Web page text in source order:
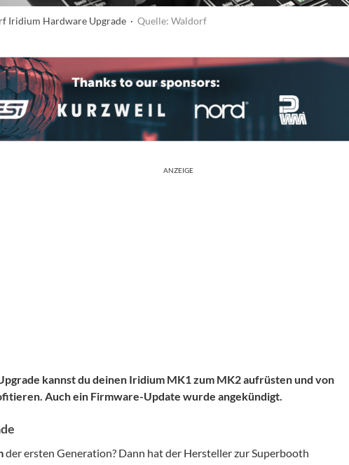
Iridium Hardware Upgrade · Quelle: Waldorf
ANZEIGE
kannst du deinen Iridium MK1 zum MK2 aufrüsten und von
Auch ein Firmware-Update wurde angekündigt.
der ersten Generation? Dann hat der Hersteller zur Superbooth